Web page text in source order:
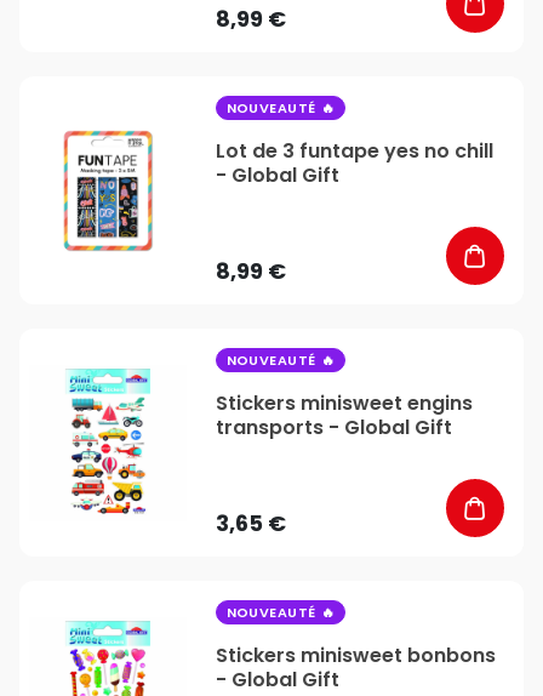
8,99 €
NOUVEAUTÉ
Lot de 3 funtape yes no chill
- Global Gift
8,99 €
NOUVEAUTÉ
Stickers minisweet engins
transports - Global Gift
3,65 €
NOUVEAUTÉ
Stickers minisweet bonbons
- Global Gift